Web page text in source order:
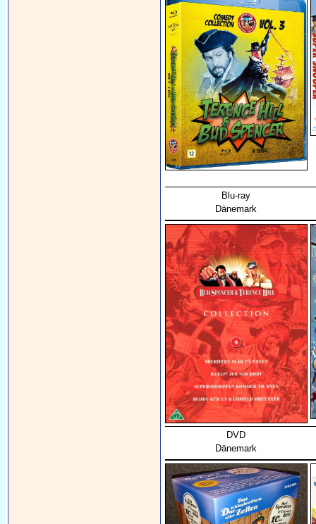
Blu-ray
Dänemark
DVD
Dänemark